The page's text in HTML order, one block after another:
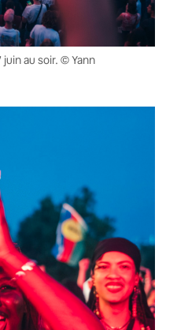
au soir. © Yann